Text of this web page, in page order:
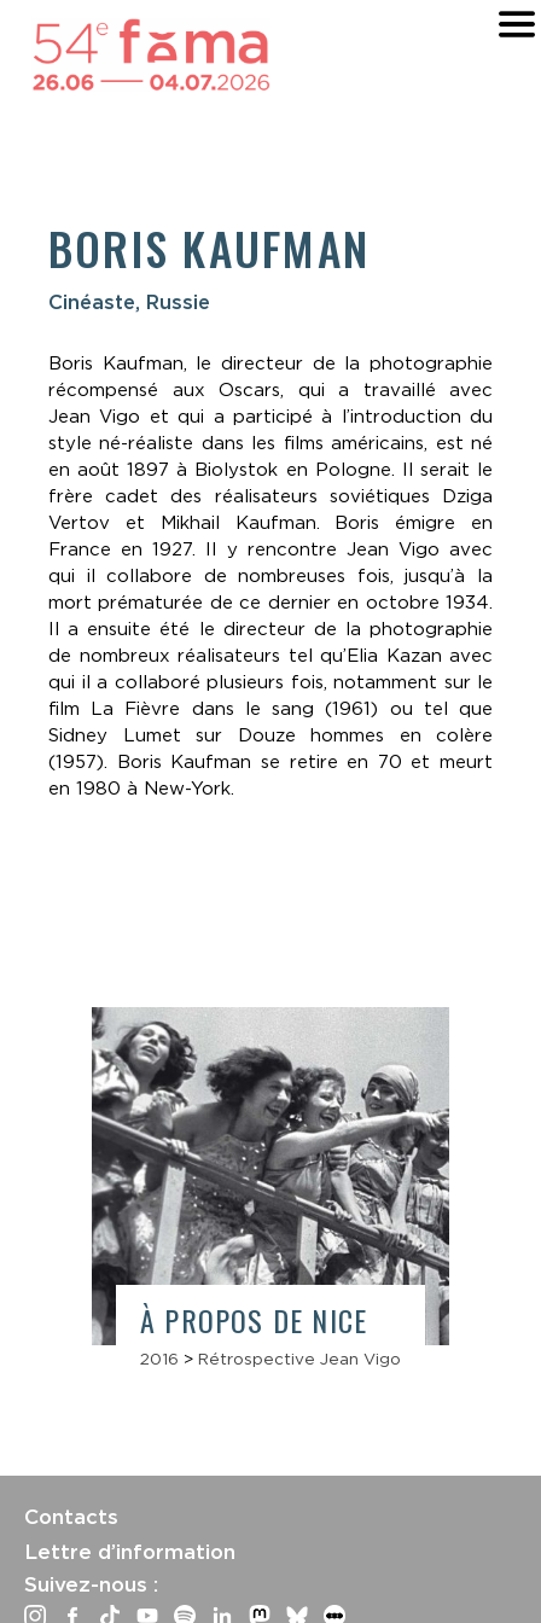
BORIS KAUFMAN
Cinéaste, Russie
Boris Kaufman, le directeur de la photographie
récompensé aux Oscars, qui a travaillé avec
Jean Vigo et qui a participé à l’introduction du
style né-réaliste dans les films américains, est né
en août 1897 à Biolystok en Pologne. Il serait le
frère cadet des réalisateurs soviétiques Dziga
Vertov et Mikhail Kaufman. Boris émigre en
France en 1927. Il y rencontre Jean Vigo avec
qui il collabore de nombreuses fois, jusqu’à la
mort prématurée de ce dernier en octobre 1934.
Il a ensuite été le directeur de la photographie
de nombreux réalisateurs tel qu’Elia Kazan avec
qui il a collaboré plusieurs fois, notamment sur le
film La Fièvre dans le sang (1961) ou tel que
Sidney Lumet sur Douze hommes en colère
(1957). Boris Kaufman se retire en 70 et meurt
en 1980 à New-York.
À PROPOS DE NICE
2016 > Rétrospective Jean Vigo
Contacts
Lettre d’information
Suivez-nous :